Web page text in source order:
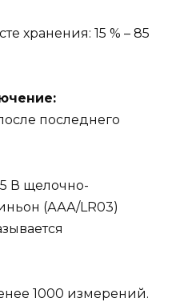
хранения: 15 % – 85
последнего
В щелочно-
(ААА/LR03)
1000 измерений.